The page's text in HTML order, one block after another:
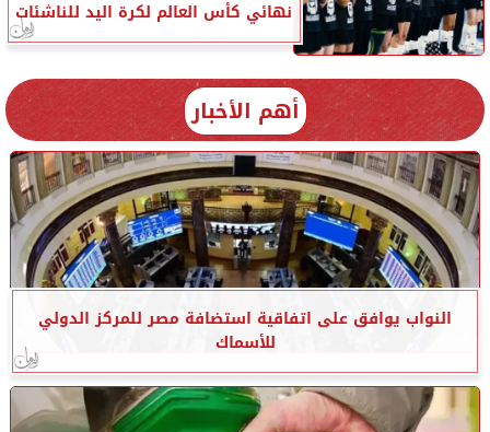
نهائي كأس العالم لكرة اليد للناشئات
أهم الأخبار
النواب يوافق على اتفاقية استضافة مصر للمركز الدولي
للأسماك